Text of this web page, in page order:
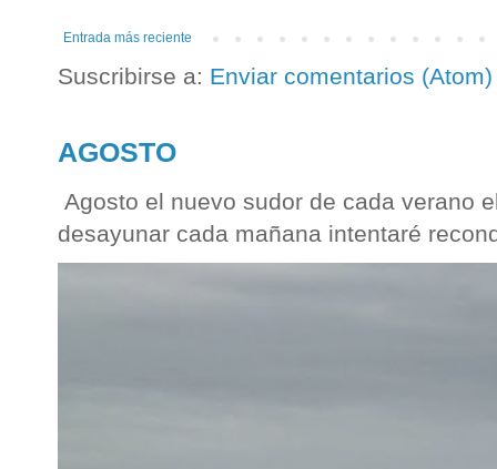
Entrada más reciente
Suscribirse a: Enviar comentarios (Atom)
AGOSTO
Agosto el nuevo sudor de cada verano
desayunar cada mañana intentaré